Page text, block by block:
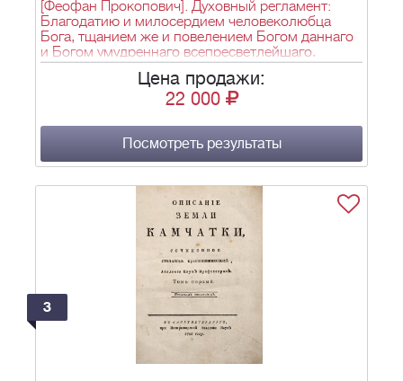
[Феофан Прокопович]. Духовный регламент:
Благодатию и милосердием человеколюбца
Бога, тщанием же и повелением Богом даннаго
и Богом умудреннаго всепресветлейшаго,
державнейшаго государя Петра Перваго
императора и самодержца всероссийскаго и
прочая, и прочая, и прочая в святой
соизволению и приговору всероссийскаго
духовнаго чина и Правительствующаго сената, в
царствующем Санктпетербурге, в лето от
14, сочиненный. Ныне повелением
благочестивейшия смодержавнейшия великия
государыни нашея императрицы Екатерины
Алексеевны всея России, при наследнике ея
благоверном государе цесаревиче... - 9
тиснением. - М., 1776. - [1] тит. л., [6], 1-139, 1-13
= 159 л.; 16,5х10,5 см.
Цена продажи:
22 000
Посмотреть результаты
3